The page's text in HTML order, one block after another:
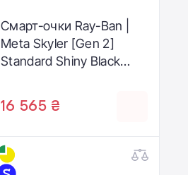
Смарт-очки Ray-Ban |
Meta Skyler [Gen 2]
Standard Shiny Black
52-20)
16 565 ₴